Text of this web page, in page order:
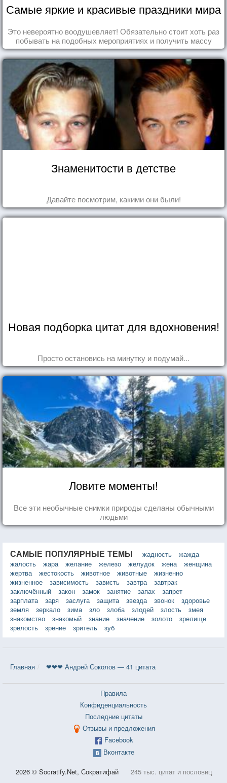
Самые яркие и красивые праздники мира
Это невероятно воодушевляет! Обязательно стоит хоть раз
побывать на подобных мероприятиях и получить массу
впечатлений!
Знаменитости в детстве
Давайте посмотрим, какими они были!
Новая подборка цитат для вдохновения!
Просто остановись на минутку и подумай...
Ловите моменты!
Все эти необычные снимки природы сделаны обычными
людьми
САМЫЕ ПОПУЛЯРНЫЕ ТЕМЫ жадность
жажда
жалость
жара желание железо желудок жена
женщина
жертва
жестокость животное животные
жизненно
жизненное
зависимость зависть завтра
завтрак
заключённый
закон замок занятие запах
запрет
зарплата
заря заслуга защита звезда звонок
здоровье
земля
зеркало зима зло злоба злодей злость
змея
знакомство
знакомый знание значение золото
зрелище
зрелость
зрение зритель зуб
Главная ❤❤❤ Андрей Соколов — 41 цитата
Правила
Конфиденциальность
Последние цитаты
Отзывы и предложения
Facebook
Вконтакте
2026 © Socratify.Net, Сократифай 245 тыс. цитат и пословиц